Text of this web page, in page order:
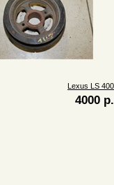
Lexus LS 400
4000 р.